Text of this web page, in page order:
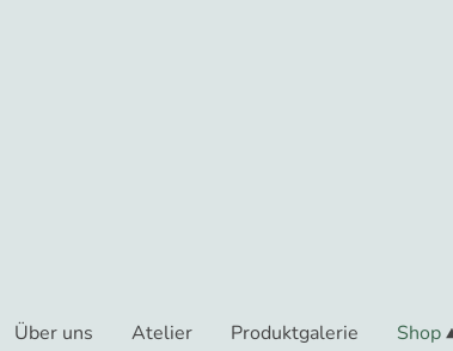
Über uns Atelier Produktgalerie Shop